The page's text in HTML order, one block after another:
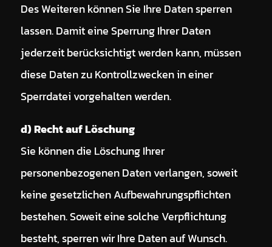
Des Weiteren können Sie Ihre Daten sperren
lassen. Damit eine Sperrung Ihrer Daten
jederzeit berücksichtigt werden kann, müssen
diese Daten zu Kontrollzwecken in einer
Sperrdatei vorgehalten werden.
d) Recht auf Löschung
Sie können die Löschung Ihrer
personenbezogenen Daten verlangen, soweit
keine gesetzlichen Aufbewahrungspflichten
bestehen. Soweit eine solche Verpflichtung
besteht, sperren wir Ihre Daten auf Wunsch.